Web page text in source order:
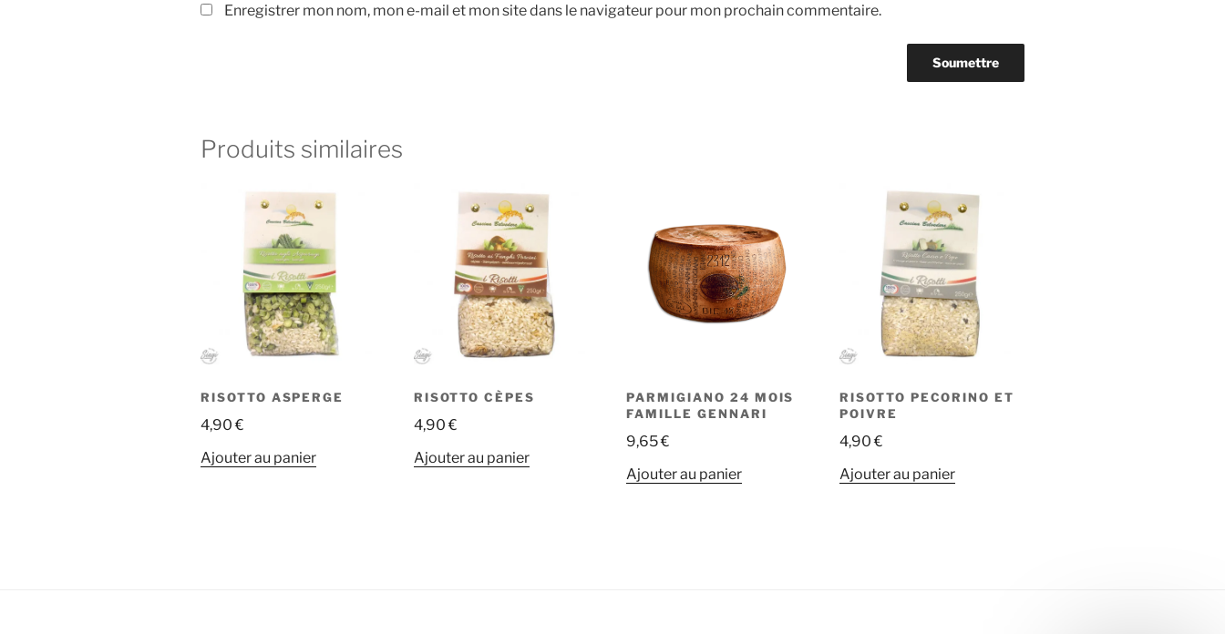
Enregistrer mon nom, mon e-mail et mon site dans le navigateur pour mon prochain commentaire.
Produits similaires
RISOTTO ASPERGE
4,90€
Ajouter au panier
RISOTTO CÈPES
4,90€
Ajouter au panier
PARMIGIANO 24 MOIS
FAMILLE GENNARI
9,65€
Ajouter au panier
RISOTTO PECORINO ET
POIVRE
4,90€
Ajouter au panier